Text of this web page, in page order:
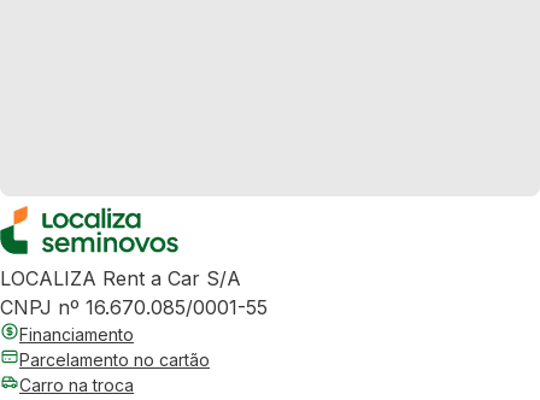
LOCALIZA Rent a Car S/A
CNPJ nº 16.670.085/0001-55
Financiamento
Parcelamento no cartão
Carro na troca